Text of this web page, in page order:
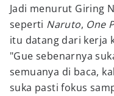
Jadi menurut Giring
seperti Naruto, One
itu datang dari kerja
"Gue sebenarnya
semuanya di baca,
suka pasti fokus